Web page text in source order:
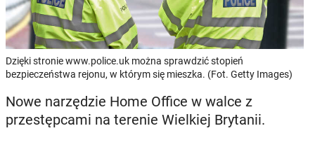
Dzięki stronie www.police.uk można sprawdzić stopień
bezpieczeństwa rejonu, w którym się mieszka. (Fot. Getty Images)
Nowe narzędzie Home Office w walce z
przestępcami na terenie Wielkiej Brytanii.